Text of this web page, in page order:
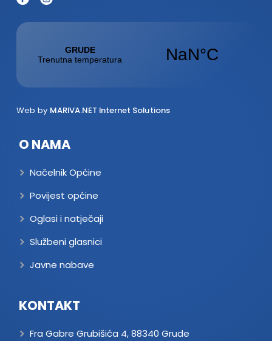
Web by MARIVA.NET Internet Solutions
O NAMA
Načelnik Općine
Povijest općine
Oglasi i natječaji
Službeni glasnici
Javne nabave
KONTAKT
Fra Gabre Grubišića 4, 88340 Grude